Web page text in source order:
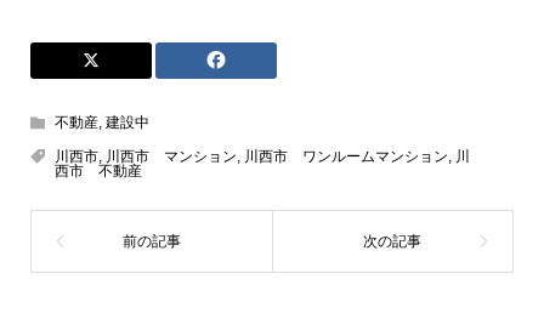
不動産, 建設中
川西市, 川西市 マンション, 川西市 ワンルームマンション, 川
西市 不動産